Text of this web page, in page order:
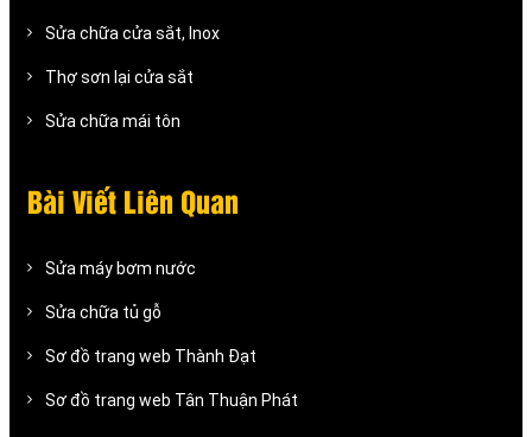
Sửa chữa cửa sắt, Inox
Thợ sơn lại cửa sắt
Sửa chữa mái tôn
Bài Viết Liên Quan
Sửa máy bơm nước
Sửa chữa tủ gỗ
Sơ đồ trang web Thành Đạt
Sơ đồ trang web Tân Thuận Phát